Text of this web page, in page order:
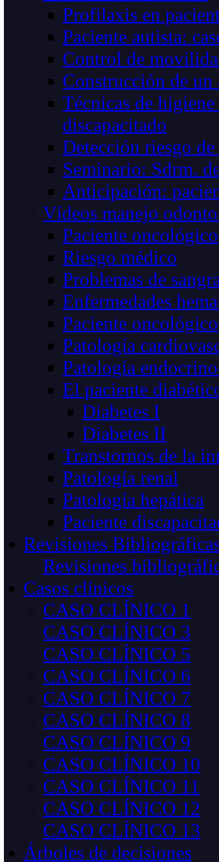
Profilaxis en
Paciente autista:
Control de
Construcción de un
Técnicas de
discapacitado
Detección riesgo de
Seminario: Sdrm.
Anticipación:
Vídeos manejo
Paciente oncológico
Riesgo médico
Problemas de
Enfermedades
Paciente oncológico
Patología
Patología
El paciente
Diabetes I
Diabetes II
Transtornos de la
Patología renal
Patología hepática
Paciente
Revisiones
Revisiones
Casos clínicos
CASO CLÍNICO 1
CASO CLÍNICO 3
CASO CLÍNICO 5
CASO CLÍNICO 6
CASO CLÍNICO 7
CASO CLÍNICO 8
CASO CLÍNICO 9
CASO CLÍNICO 10
CASO CLÍNICO 11
CASO CLÍNICO 12
CASO CLÍNICO 13
Árboles de decisiones